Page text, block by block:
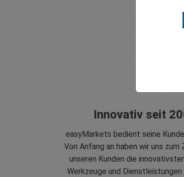
Innovativ seit
easyMarkets bedient seine
Von Anfang an haben wir uns
unseren Kunden die
Werkzeuge und Dienstleistungen